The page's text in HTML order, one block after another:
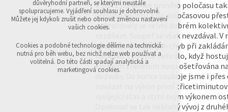
k srdci. Do konce prvního poločasu
účelnou souhru a na poločasovou
pokračovaly ve velmi dobrém
rozdílem. Soupeř se však nevzdával.
zmatků a školáckých chyb při
náskoku. Chvíli se nehrálo, když
krvavým zraněním nosu ošetřována
dozvuky. Do konce souboje jsme i
navázat na výkon první
vyvíjející stav a strhl svým výkonem
Opakoval se tak neblahý vývoj z
Více informací o cookies na našem webu
Přijmout všechny cookies
Odmítnout vše
důvěryhodní partneři, se kterými neustále
spolupracujeme. Vyjádření souhlasu je dobrovolné.
Můžete jej kdykoli zrušit nebo obnovit změnou nastavení
vašich cookies.
Cookies a podobné technologie dělíme na technická:
nutná pro běh webu, bez nichž nelze web používat a
volitelná. Do této části spadají analytická a
marketingová cookies.